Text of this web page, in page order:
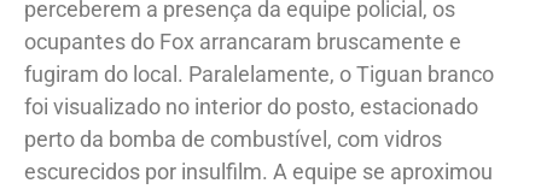
perceberem a presença da equipe policial, os
ocupantes do Fox arrancaram bruscamente e
fugiram do local. Paralelamente, o Tiguan branco
foi visualizado no interior do posto, estacionado
perto da bomba de combustível, com vidros